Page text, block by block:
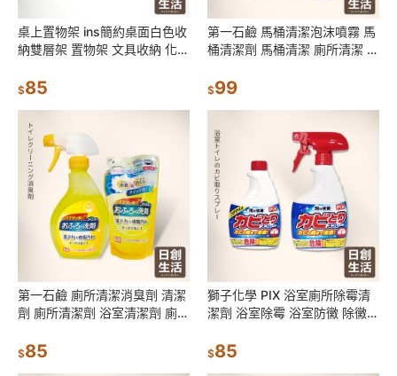
桌上置物架 ins簡約桌面白色收
納雙層架 置物架 文具收納 化妝
公室整理盒
$85
第一石鹼 馬桶清潔泡沫噴霧 馬
桶清潔劑 馬桶清潔 廁所清潔 廁
日創生活
$99
第一石鹼 廁所清潔消臭劑 清潔
劑 廁所清潔劑 浴室清潔劑 廁所
生活
$85
獅子化學 PIX 浴室廁所除霉清
潔劑 浴室除霉 浴室防黴 除黴噴
$85